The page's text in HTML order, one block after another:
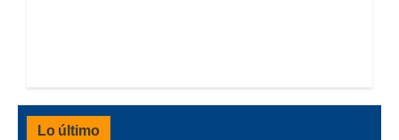
Lo último